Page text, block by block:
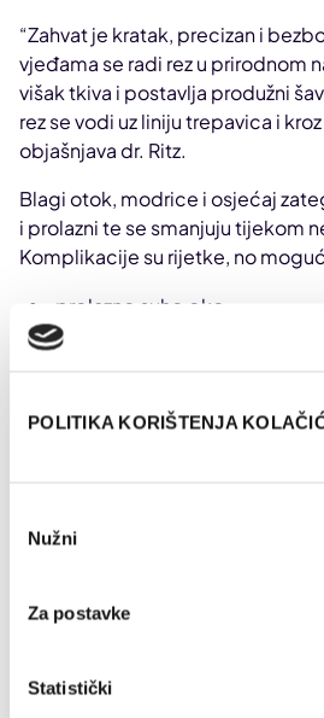
POLITIKA KORIŠTENJA
pristanka
Nužni
Za postavke
Statistički
“Zahvat je kratak, precizan i
vjeđama se radi rez u prirodnom
višak tkiva i postavlja produžni
rez se vodi uz liniju trepavica i
objašnjava dr. Ritz.
Blagi otok, modrice i osjećaj
i prolazni te se smanjuju tijekom
Komplikacije su rijetke, no
prolazno suho oko,
infekcija,